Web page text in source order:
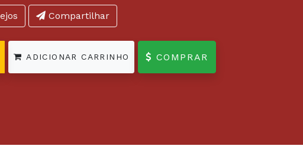
Compartilhar
ADICIONAR CARRINHO COMPRAR